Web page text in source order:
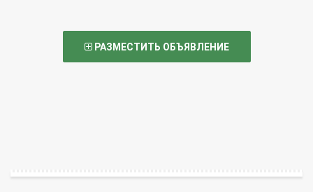
РАЗМЕСТИТЬ ОБЪЯВЛЕНИЕ